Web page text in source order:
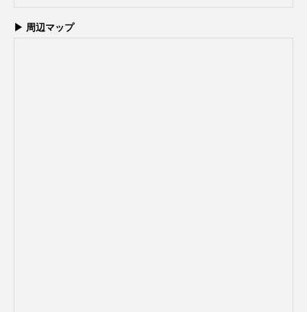
▶ 周辺マップ